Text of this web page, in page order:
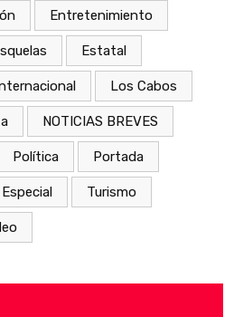
Entretenimiento
Estatal
Los Cabos
NOTICIAS BREVES
Política Portada
Turismo